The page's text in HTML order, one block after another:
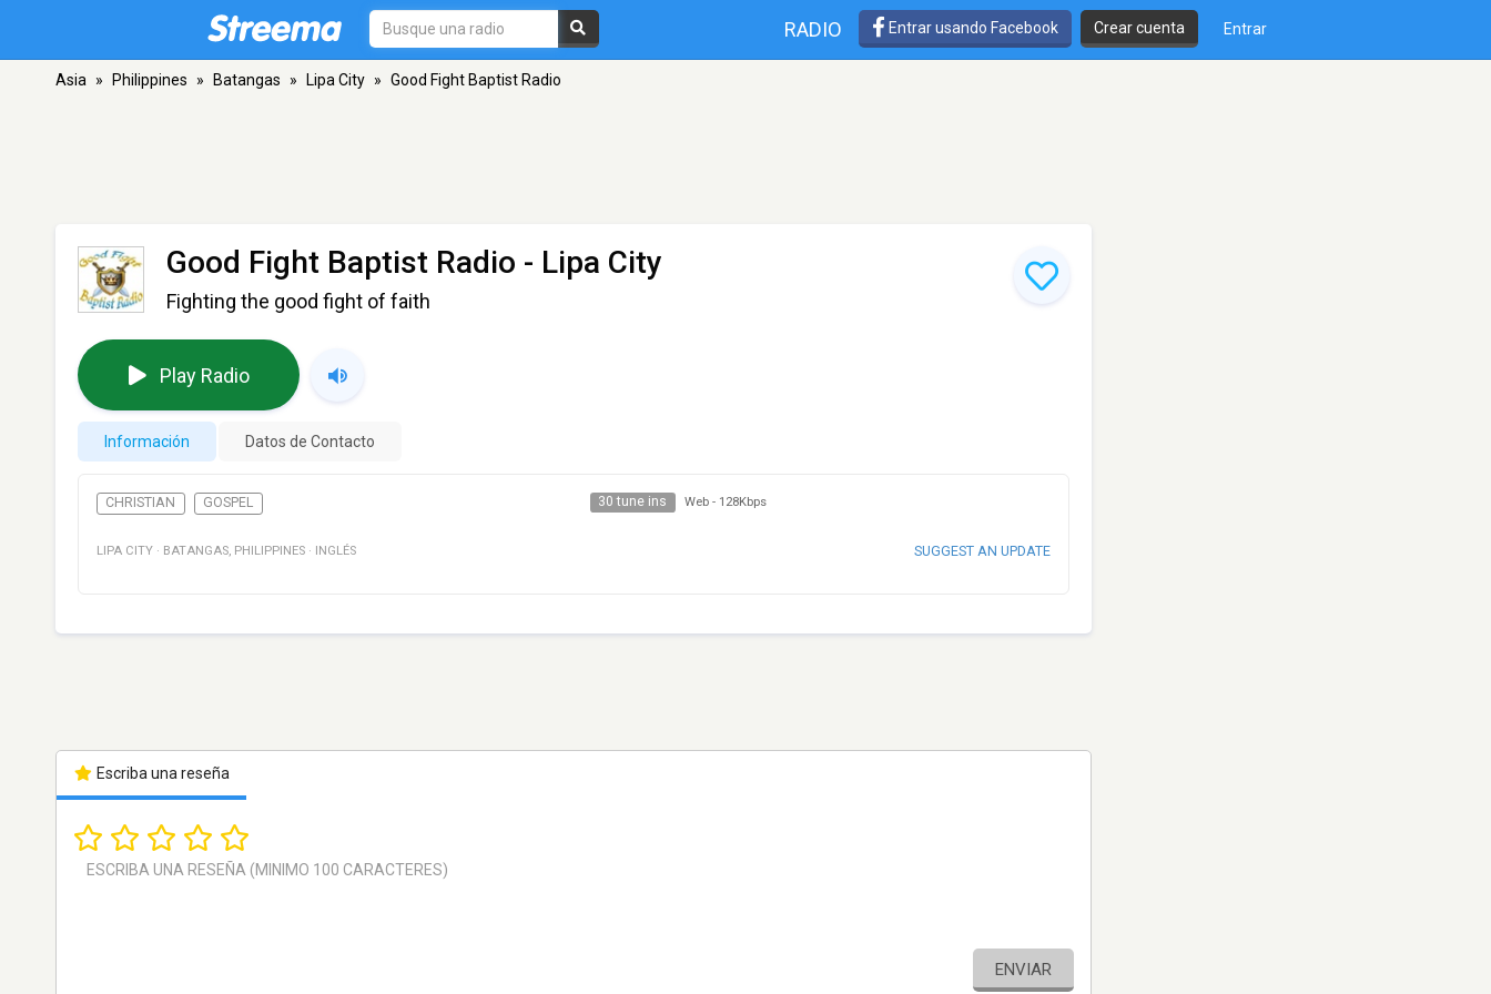
RADIO Entrar usando Facebook Crear cuenta Entrar
Asia » Philippines » Batangas » Lipa City » Good Fight Baptist Radio
Good Fight Baptist Radio - Lipa City
Fighting the good fight of faith
Play Radio
Información Datos de Contacto
CHRISTIAN GOSPEL 30 tune ins Web - 128Kbps
LIPA CITY · BATANGAS, PHILIPPINES · INGLÉS SUGGEST AN UPDATE
Escriba una reseña
ENVIAR